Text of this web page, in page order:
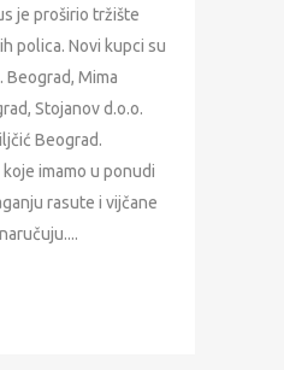
je proširio tržište
polica. Novi kupci su
Beograd, Mima
Stojanov d.o.o.
Beograd.
imamo u ponudi
rasute i vijčane